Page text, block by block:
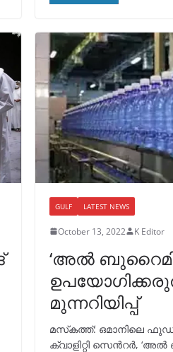
GULF LATEST NEWS
October 13, 2022 K Editor
‘അല്‍ ബുറൈമി’
മുന്നറിയിപ്പ്
മസ്‍കത്ത്: ഒമാനിലെ
ക്വാളിറ്റി സെന്‍റർ,